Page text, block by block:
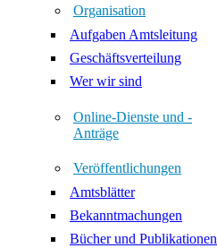
Organisation
Aufgaben Amtsleitung
Geschäftsverteilung
Wer wir sind
Online-Dienste und -
Anträge
Veröffentlichungen
Amtsblätter
Bekanntmachungen
Bücher und Publikationen